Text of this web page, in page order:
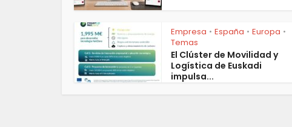
Empresa • España • Europa •
Temas
El Clúster de Movilidad y
Logística de Euskadi
impulsa...